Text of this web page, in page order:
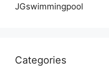
JGswimmingpool
Categories